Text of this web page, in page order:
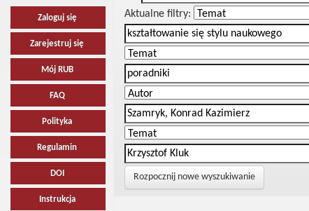
Zaloguj się
Zarejestruj się
Mój RUB
FAQ
Polityka
Regulamin
DOI
Instrukcja
Aktualne filtry:
Rozpocznij nowe wyszukiwanie